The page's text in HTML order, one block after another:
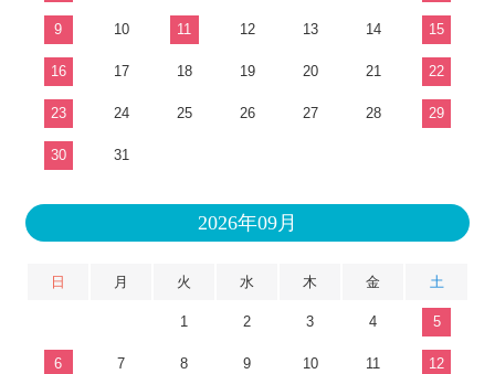
9 10 11 12 13 14 15
16 17 18 19 20 21 22
23 24 25 26 27 28 29
30 31
2026年09月
日 月 火 水 木 金 土
1 2 3 4 5
6 7 8 9 10 11 12